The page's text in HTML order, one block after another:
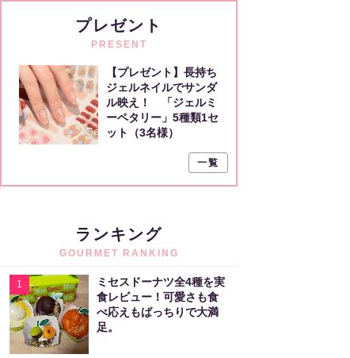
プレゼント
PRESENT
【プレゼント】長持ち
ジェルネイルでサンダ
ル映え！ 「ジェルミ
ーペタリー」5種類1セ
ット（3名様）
一覧
ランキング
GOURMET RANKING
1
ミセスドーナツ全4種を実
食レビュー！可愛さも食
べ応えもばっちりで大満
足。